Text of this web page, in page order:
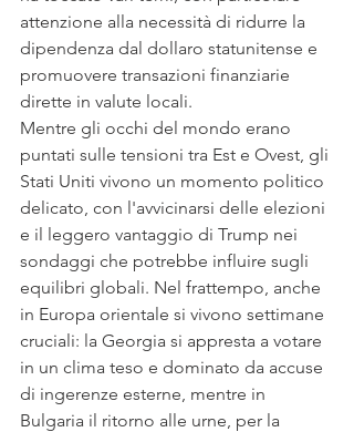
attenzione alla necessità di ridurre la
dipendenza dal dollaro statunitense e
promuovere transazioni finanziarie
dirette in valute locali.
Mentre gli occhi del mondo erano
puntati sulle tensioni tra Est e Ovest, gli
Stati Uniti vivono un momento politico
delicato, con l'avvicinarsi delle elezioni
e il leggero vantaggio di Trump nei
sondaggi che potrebbe influire sugli
equilibri globali. Nel frattempo, anche
in Europa orientale si vivono settimane
cruciali: la Georgia si appresta a votare
in un clima teso e dominato da accuse
di ingerenze esterne, mentre in
Bulgaria il ritorno alle urne, per la